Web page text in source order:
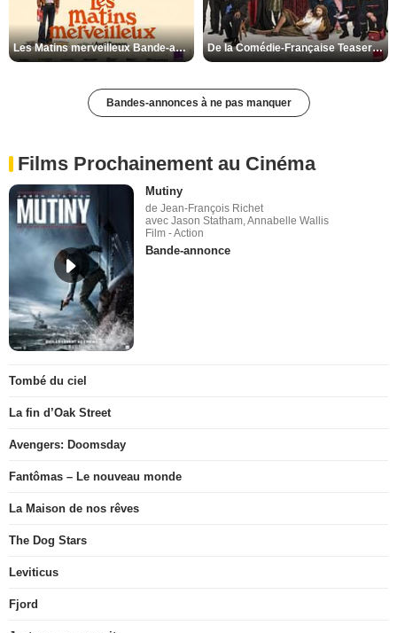
Les Matins merveilleux Bande-annonce VF De la Comédie-Française Teaser VF
Bandes-annonces à ne pas manquer
Films Prochainement au Cinéma
Mutiny
de Jean-François Richet
avec Jason Statham, Annabelle Wallis
Film - Action
Bande-annonce
Tombé du ciel
La fin d’Oak Street
Avengers: Doomsday
Fantômas – Le nouveau monde
La Maison de nos rêves
The Dog Stars
Leviticus
Fjord